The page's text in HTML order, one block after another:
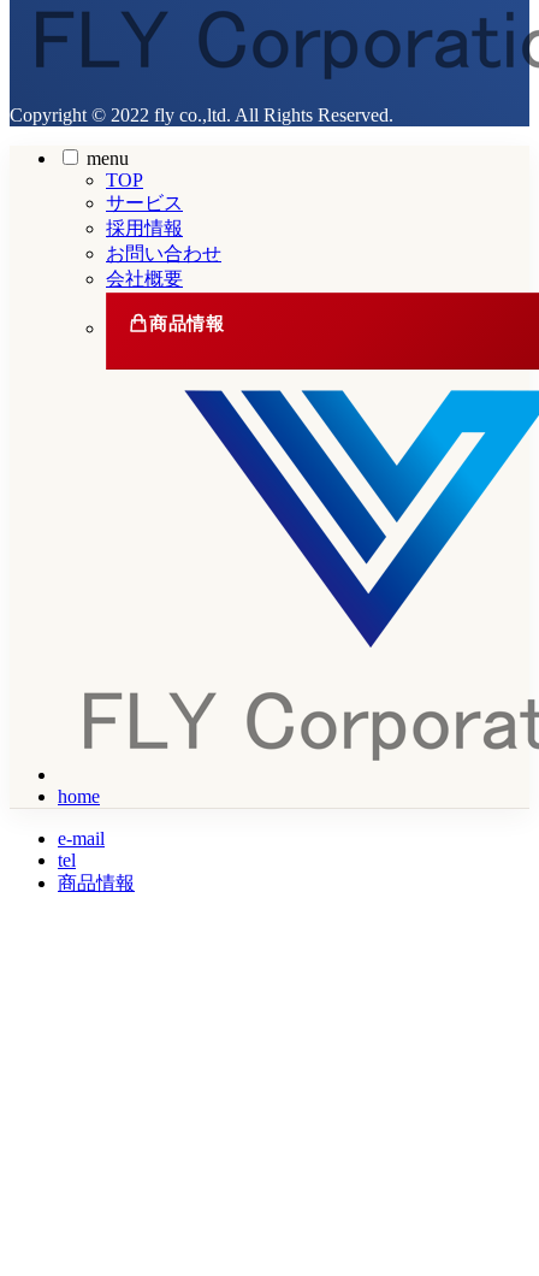
Copyright © 2022 fly co.,ltd. All Rights Reserved.
menu
TOP
サービス
採用情報
お問い合わせ
会社概要
商品情報
home
e-mail
tel
商品情報